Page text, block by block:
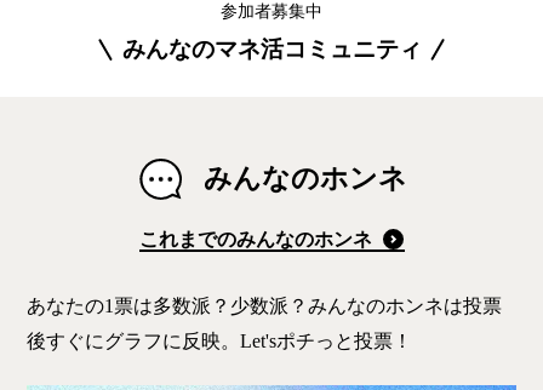
参加者募集中
みんなのマネ活コミュニティ
みんなのホンネ
これまでのみんなのホンネ
あなたの1票は多数派？少数派？みんなのホンネは投票
後すぐにグラフに反映。Let'sポチっと投票！